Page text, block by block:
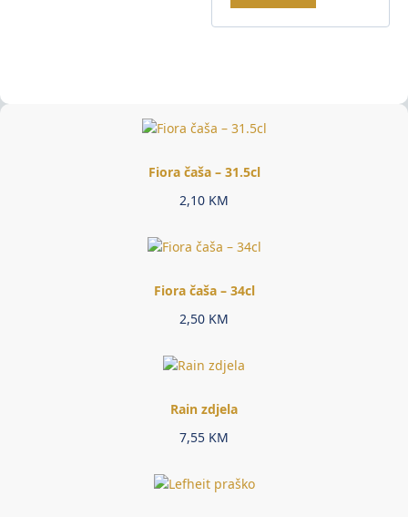
Fiora čaša – 31.5cl
2,10 KM
Fiora čaša – 34cl
2,50 KM
Rain zdjela
7,55 KM